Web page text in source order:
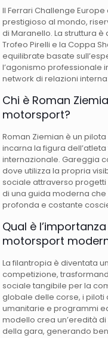
Il Ferrari Challenge
prestigioso al mondo,
di Maranello. La struttura
Trofeo Pirelli e la Coppa
equilibrate basate
l’agonismo professionale
network di relazioni
Chi è Roman
motorsport?
Roman Ziemian è un
incarna la figura
internazionale. Gareggia
dove utilizza la propria
sociale attraverso progetti
di una guida moderna
profonda e costante
Qual è
motorsport
La filantropia è diventata
competizione,
sociale tangibile per la
globale delle corse, i piloti
umanitarie e programmi
modello crea un’eredità
della gara, generando